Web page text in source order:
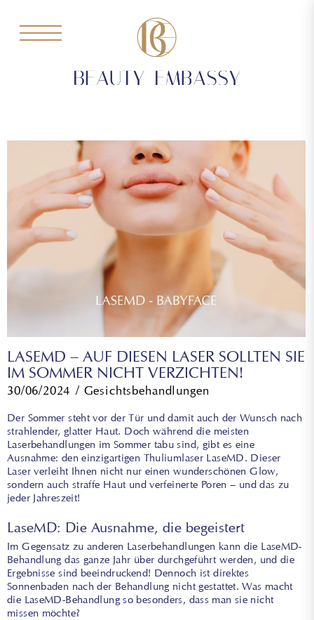
LASEMD – AUF DIESEN LASER SOLLTEN SIE
IM SOMMER NICHT VERZICHTEN!
30/06/2024 Gesichtsbehandlungen
Der Sommer steht vor der Tür und damit auch der Wunsch nach
strahlender, glatter Haut. Doch während die meisten
Laserbehandlungen im Sommer tabu sind, gibt es eine
Ausnahme: den einzigartigen Thuliumlaser LaseMD. Dieser
Laser verleiht Ihnen nicht nur einen wunderschönen Glow,
sondern auch straffe Haut und verfeinerte Poren – und das zu
jeder Jahreszeit!
LaseMD: Die Ausnahme, die begeistert
Im Gegensatz zu anderen Laserbehandlungen kann die LaseMD-
Behandlung das ganze Jahr über durchgeführt werden, und die
Ergebnisse sind beeindruckend! Dennoch ist direktes
Sonnenbaden nach der Behandlung nicht gestattet. Was macht
die LaseMD-Behandlung so besonders, dass man sie nicht
missen möchte?